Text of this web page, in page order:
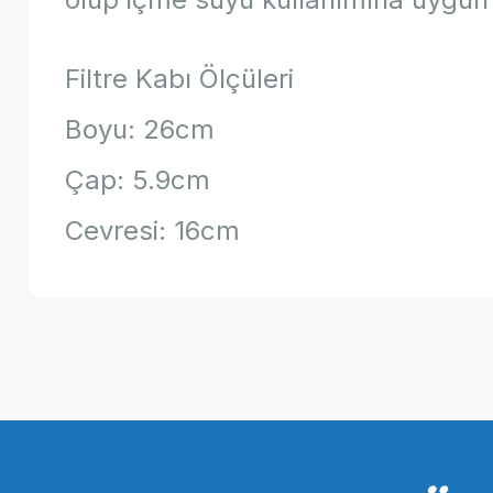
Filtre Kabı Ölçüleri
Boyu: 26cm
Çap: 5.9cm
Cevresi: 16cm
Ürün resmi kalitesiz, bozuk veya görüntülenemiyor.